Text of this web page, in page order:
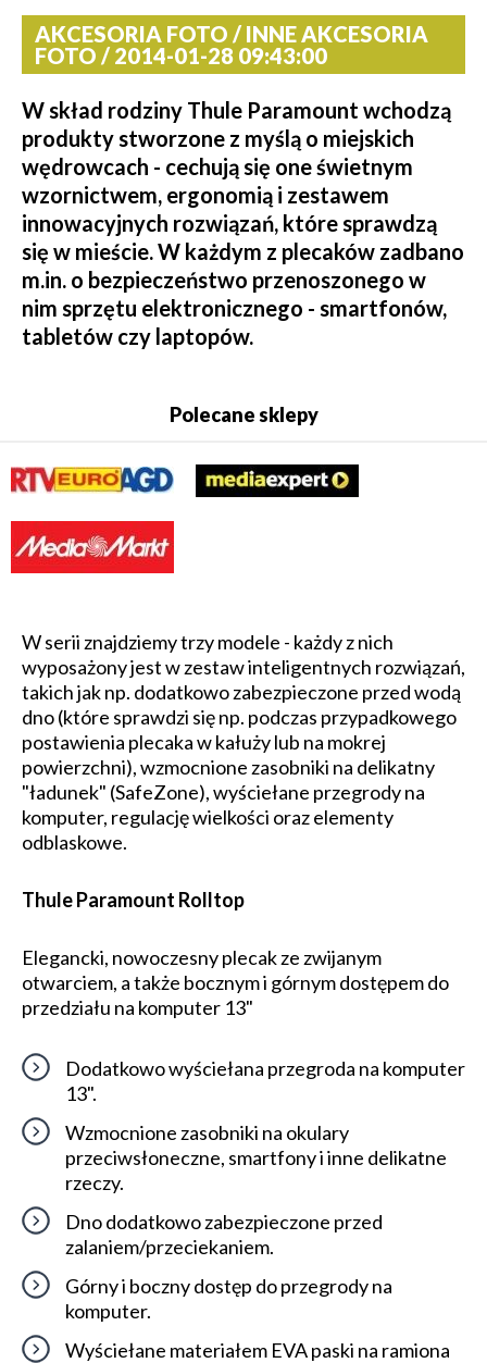
AKCESORIA FOTO / INNE AKCESORIA
FOTO / 2014-01-28 09:43:00
W skład rodziny Thule Paramount wchodzą
produkty stworzone z myślą o miejskich
wędrowcach - cechują się one świetnym
wzornictwem, ergonomią i zestawem
innowacyjnych rozwiązań, które sprawdzą
się w mieście. W każdym z plecaków zadbano
m.in. o bezpieczeństwo przenoszonego w
nim sprzętu elektronicznego - smartfonów,
tabletów czy laptopów.
Polecane sklepy
W serii znajdziemy trzy modele - każdy z nich
wyposażony jest w zestaw inteligentnych rozwiązań,
takich jak np. dodatkowo zabezpieczone przed wodą
dno (które sprawdzi się np. podczas przypadkowego
postawienia plecaka w kałuży lub na mokrej
powierzchni), wzmocnione zasobniki na delikatny
"ładunek" (SafeZone), wyściełane przegrody na
komputer, regulację wielkości oraz elementy
odblaskowe.
Thule Paramount Rolltop
Elegancki, nowoczesny plecak ze zwijanym
otwarciem, a także bocznym i górnym dostępem do
przedziału na komputer 13"
Dodatkowo wyściełana przegroda na komputer
13".
Wzmocnione zasobniki na okulary
przeciwsłoneczne, smartfony i inne delikatne
rzeczy.
Dno dodatkowo zabezpieczone przed
zalaniem/przeciekaniem.
Górny i boczny dostęp do przegrody na
komputer.
Wyściełane materiałem EVA paski na ramiona